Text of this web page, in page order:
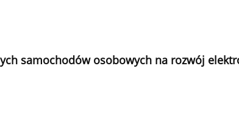
samochodów osobowych na rozwój